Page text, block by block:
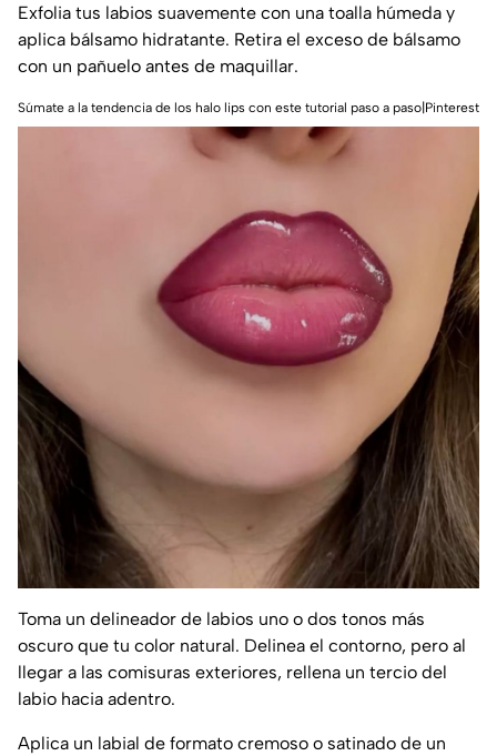
Exfolia tus labios suavemente con una toalla húmeda y
aplica bálsamo hidratante. Retira el exceso de bálsamo
con un pañuelo antes de maquillar.
Súmate a la tendencia de los halo lips con este tutorial paso a paso|Pinterest
Toma un delineador de labios uno o dos tonos más
oscuro que tu color natural. Delinea el contorno, pero al
llegar a las comisuras exteriores, rellena un tercio del
labio hacia adentro.
Aplica un labial de formato cremoso o satinado de un